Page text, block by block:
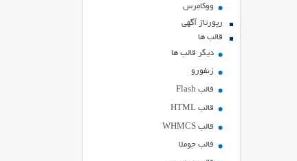
ووکامرس
رپورتاژ آگهی
قالب ها
دیگر قالب ها
زنفورو
قالب Flash
قالب HTML
قالب WHMCS
قالب جوملا